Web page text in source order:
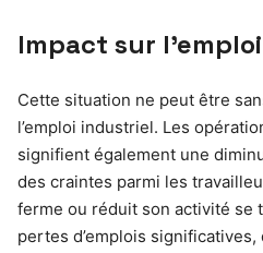
Impact sur l’emploi
Cette situation ne peut être
l’emploi industriel. Les
signifient également une
des craintes parmi les
ferme ou réduit son activité se
pertes d’emplois